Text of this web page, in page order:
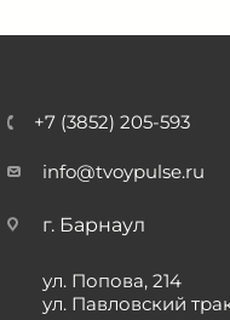
+7 (3852) 205-593
info@tvoypulse.ru
г. Барнаул
ул. Попова, 214
ул. Павловский